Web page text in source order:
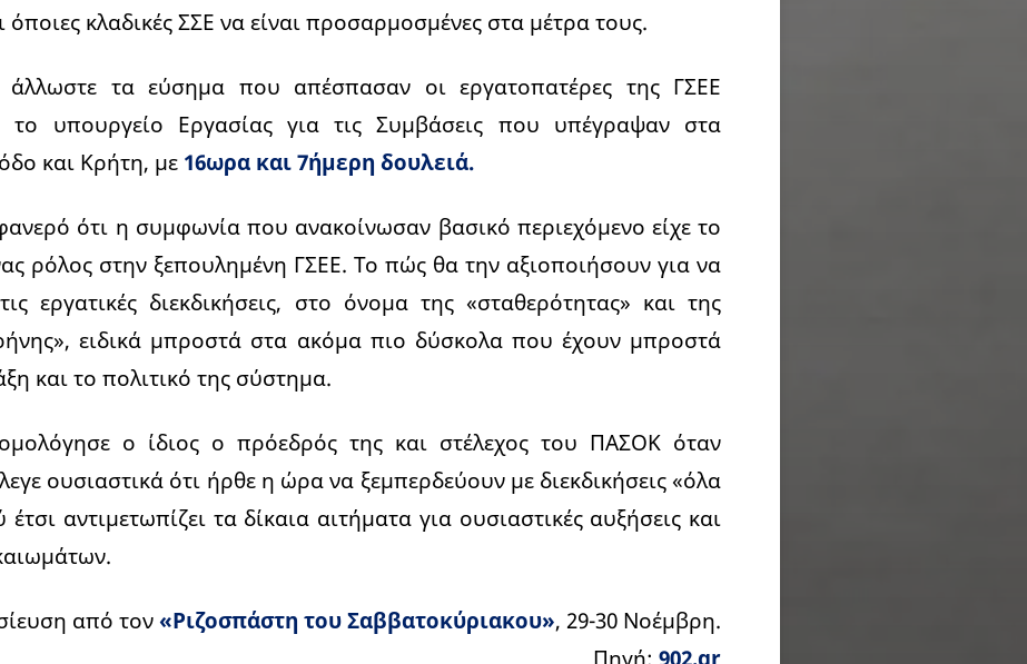
κλαδικές ΣΣΕ να είναι προσαρμοσμένες στα μέτρα τους.
άλλωστε τα εύσημα που απέσπασαν οι εργατοπατέρες της ΓΣΕΕ
υπουργείο Εργασίας για τις Συμβάσεις που υπέγραψαν στα
και Κρήτη, με 16ωρα και 7ήμερη δουλειά.
ότι η συμφωνία που ανακοίνωσαν βασικό περιεχόμενο είχε το
ρόλος στην ξεπουλημένη ΓΣΕΕ. Το πώς θα την αξιοποιήσουν για να
εργατικές διεκδικήσεις, στο όνομα της «σταθερότητας» και της
ειδικά μπροστά στα ακόμα πιο δύσκολα που έχουν μπροστά
και το πολιτικό της σύστημα.
ο ίδιος ο πρόεδρός της και στέλεχος του ΠΑΣΟΚ όταν
ουσιαστικά ότι ήρθε η ώρα να ξεμπερδεύουν με διεκδικήσεις «όλα
αντιμετωπίζει τα δίκαια αιτήματα για ουσιαστικές αυξήσεις και
από τον«Ριζοσπάστη του Σαββατοκύριακου», 29-30 Νοέμβρη.
Πηγή:902.gr